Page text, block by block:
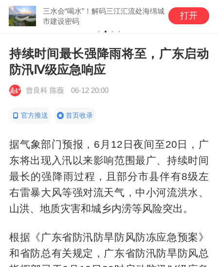
三水会“喝水”！解码三江汇流处海绵城
市建设密码
打开
持续时间最长强降雨将至，广东启动
防汛Ⅳ级应急响应
曾良科 陈薇 06-12 20:00
官方推送 首页收录
据气象部门预报，6月12日夜间至20日，广
东将出现入汛以来影响范围最广、持续时间
最长的强降雨过程，且部分市县伴有8级左
右雷暴大风等强对流天气，中小河流洪水、
山洪、地质灾害和城乡内涝等风险突出。
根据《广东省防汛防旱防风防冻应急预案》
和省防总有关规定，广东省防汛防旱防风总